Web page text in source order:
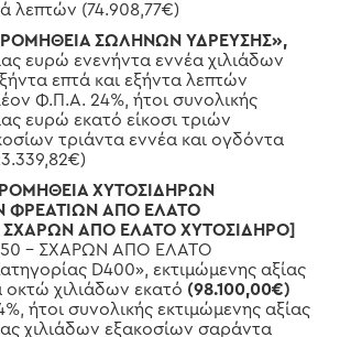
λεπτών (74.908,77€)
ΣΩΛΗΝΩΝ ΥΔΡΕΥΣΗΣ»,
ευρώ ενενήντα εννέα χιλιάδων
επτά και εξήντα λεπτών
Φ.Π.Α. 24%, ήτοι συνολικής
ευρώ εκατό είκοσι τριών
τριάντα εννέα και ογδόντα
ΧΥΤΟΣΙΔΗΡΩΝ
ΦΡΕΑΤΙΩΝ ΑΠΟ ΕΛΑΤΟ
ΣΧΑΡΩΝ ΑΠΟ ΕΛΑΤΟ ΧΥΤΟΣΙΔΗΡΟ]
– ΣΧΑΡΩΝ ΑΠΟ ΕΛΑΤΟ
D400», εκτιμώμενης αξίας
χιλιάδων εκατό (98.100,00€)
ήτοι συνολικής εκτιμώμενης αξίας
χιλιάδων εξακοσίων σαράντα